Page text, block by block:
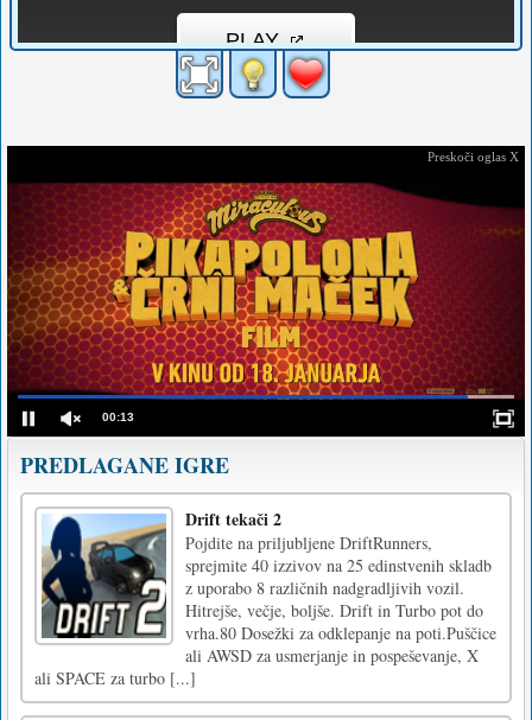
00:13
Preskoči oglas X
PREDLAGANE IGRE
Drift tekači 2
Pojdite na priljubljene DriftRunners,
sprejmite 40 izzivov na 25 edinstvenih skladb
z uporabo 8 različnih nadgradljivih vozil.
Hitrejše, večje, boljše. Drift in Turbo pot do
vrha.80 Dosežki za odklepanje na poti.Puščice
ali AWSD za usmerjanje in pospeševanje, X
ali SPACE za turbo [...]